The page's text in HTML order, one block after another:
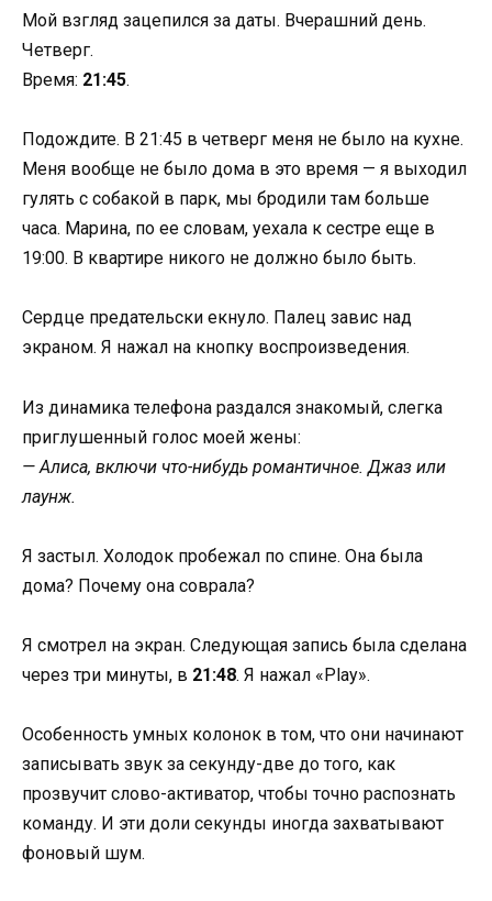
Мой взгляд зацепился за даты. Вчерашний день.
Четверг.
Время: 21:45.
Подождите. В 21:45 в четверг меня не было на кухне.
Меня вообще не было дома в это время — я выходил
гулять с собакой в парк, мы бродили там больше
часа. Марина, по ее словам, уехала к сестре еще в
19:00. В квартире никого не должно было быть.
Сердце предательски екнуло. Палец завис над
экраном. Я нажал на кнопку воспроизведения.
Из динамика телефона раздался знакомый, слегка
приглушенный голос моей жены:
— Алиса, включи что-нибудь романтичное. Джаз или
лаунж.
Я застыл. Холодок пробежал по спине. Она была
дома? Почему она соврала?
Я смотрел на экран. Следующая запись была сделана
через три минуты, в 21:48. Я нажал «Play».
Особенность умных колонок в том, что они начинают
записывать звук за секунду-две до того, как
прозвучит слово-активатор, чтобы точно распознать
команду. И эти доли секунды иногда захватывают
фоновый шум.